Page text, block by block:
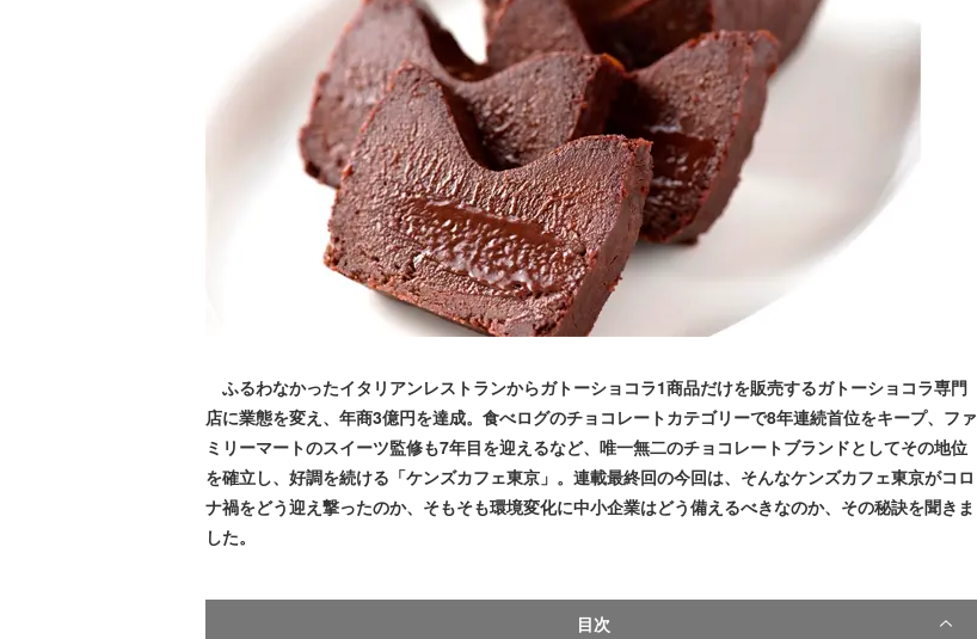
ふるわなかったイタリアンレストランからガトーショコラ1商品だけを販売するガトーショコラ専門
店に業態を変え、年商3億円を達成。食べログのチョコレートカテゴリーで8年連続首位をキープ、ファ
ミリーマートのスイーツ監修も7年目を迎えるなど、唯一無二のチョコレートブランドとしてその地位
を確立し、好調を続ける「ケンズカフェ東京」。連載最終回の今回は、そんなケンズカフェ東京がコロ
ナ禍をどう迎え撃ったのか、そもそも環境変化に中小企業はどう備えるべきなのか、その秘訣を聞きま
した。
目次